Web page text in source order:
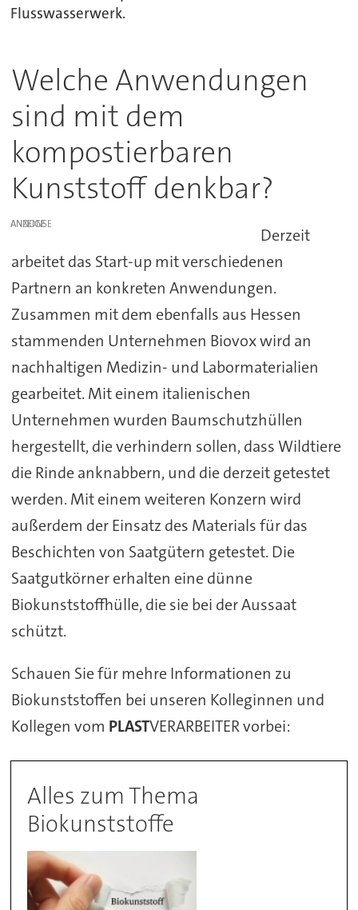
Flusswasserwerk.
Welche Anwendungen
sind mit dem
kompostierbaren
Kunststoff denkbar?
ANZEIGE
Derzeit
arbeitet das Start-up mit verschiedenen
Partnern an konkreten Anwendungen.
Zusammen mit dem ebenfalls aus Hessen
stammenden Unternehmen Biovox wird an
nachhaltigen Medizin- und Labormaterialien
gearbeitet. Mit einem italienischen
Unternehmen wurden Baumschutzhüllen
hergestellt, die verhindern sollen, dass Wildtiere
die Rinde anknabbern, und die derzeit getestet
werden. Mit einem weiteren Konzern wird
außerdem der Einsatz des Materials für das
Beschichten von Saatgütern getestet. Die
Saatgutkörner erhalten eine dünne
Biokunststoffhülle, die sie bei der Aussaat
schützt.
Schauen Sie für mehre Informationen zu
Biokunststoffen bei unseren Kolleginnen und
Kollegen vom PLASTVERARBEITER vorbei:
Alles zum Thema
Biokunststoffe